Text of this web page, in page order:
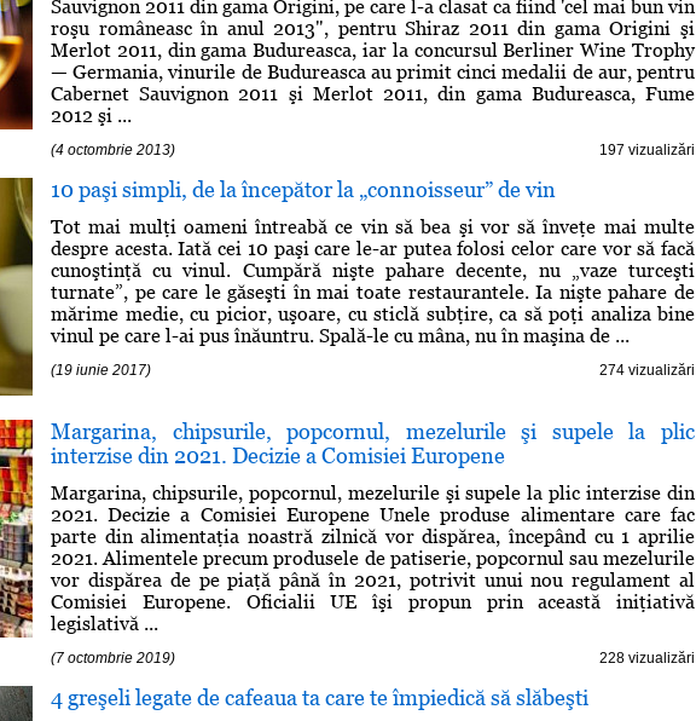
Sauvignon 2011 din gama Origini, pe care l-a clasat ca fiind 'cel mai bun vin
roşu româneasc în anul 2013", pentru Shiraz 2011 din gama Origini şi
Merlot 2011, din gama Budureasca, iar la concursul Berliner Wine Trophy
— Germania, vinurile de Budureasca au primit cinci medalii de aur, pentru
Cabernet Sauvignon 2011 şi Merlot 2011, din gama Budureasca, Fume
2012 şi ...
(4 octombrie 2013) 197 vizualizări
10 paşi simpli, de la începător la „connoisseur” de vin
Tot mai mulţi oameni întreabă ce vin să bea şi vor să înveţe mai multe
despre acesta. Iată cei 10 paşi care le-ar putea folosi celor care vor să facă
cunoştinţă cu vinul. Cumpără nişte pahare decente, nu „vaze turceşti
turnate”, pe care le găseşti în mai toate restaurantele. Ia nişte pahare de
mărime medie, cu picior, uşoare, cu sticlă subţire, ca să poţi analiza bine
vinul pe care l-ai pus înăuntru. Spală-le cu mâna, nu în maşina de ...
(19 iunie 2017) 274 vizualizări
Margarina, chipsurile, popcornul, mezelurile şi supele la plic
interzise din 2021. Decizie a Comisiei Europene
Margarina, chipsurile, popcornul, mezelurile şi supele la plic interzise din
2021. Decizie a Comisiei Europene Unele produse alimentare care fac
parte din alimentaţia noastră zilnică vor dispărea, începând cu 1 aprilie
2021. Alimentele precum produsele de patiserie, popcornul sau mezelurile
vor dispărea de pe piaţă până în 2021, potrivit unui nou regulament al
Comisiei Europene. Oficialii UE îşi propun prin această iniţiativă
legislativă ...
(7 octombrie 2019) 228 vizualizări
4 greşeli legate de cafeaua ta care te împiedică să slăbeşti